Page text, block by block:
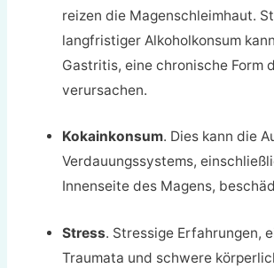
reizen die Magenschleimhaut.
langfristiger Alkoholkonsum
Gastritis, eine chronische Form
verursachen.
Kokainkonsum. Dies kann die
Verdauungssystems,
Innenseite des Magens,
Stress. Stressige Erfahrungen,
Traumata und schwere